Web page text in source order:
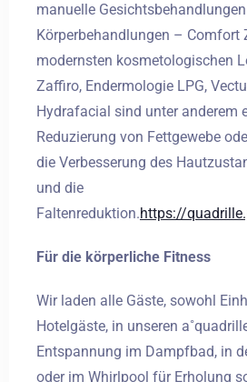
manuelle
Körperbehandlungen – Comfort
modernsten kosmetologischen
Zaffiro, Endermologie LPG,
Hydrafacial sind unter anderem
Reduzierung von Fettgewebe
die Verbesserung des
und die
Faltenreduktion.https://
Für die körperliche Fitness
Wir laden alle Gäste, sowohl
Hotelgäste, in unseren
Entspannung im Dampfbad, in
oder im Whirlpool für Erholung